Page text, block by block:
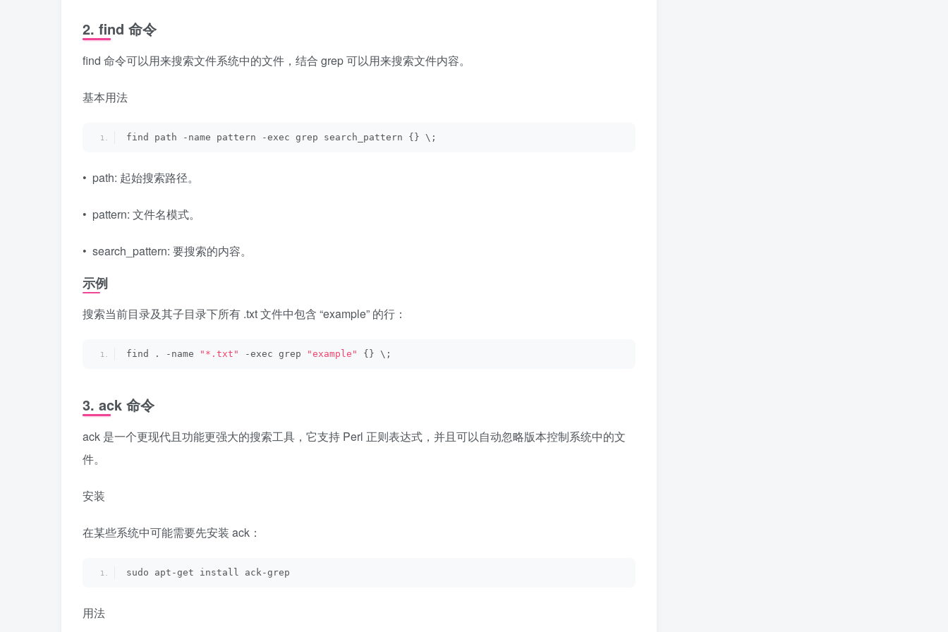
2. find 命令
find 命令可以用来搜索文件系统中的文件，结合 grep 可以用来搜索文件内容。
基本用法
find path -name pattern -exec grep search_pattern {} \;
• path: 起始搜索路径。
• pattern: 文件名模式。
• search_pattern: 要搜索的内容。
示例
搜索当前目录及其子目录下所有 .txt 文件中包含 “example” 的行：
find . -name "*.txt" -exec grep "example" {} \;
3. ack 命令
ack 是一个更现代且功能更强大的搜索工具，它支持 Perl 正则表达式，并且可以自动忽略版本控制系统中的文
件。
安装
在某些系统中可能需要先安装 ack：
sudo apt-get install ack-grep
用法